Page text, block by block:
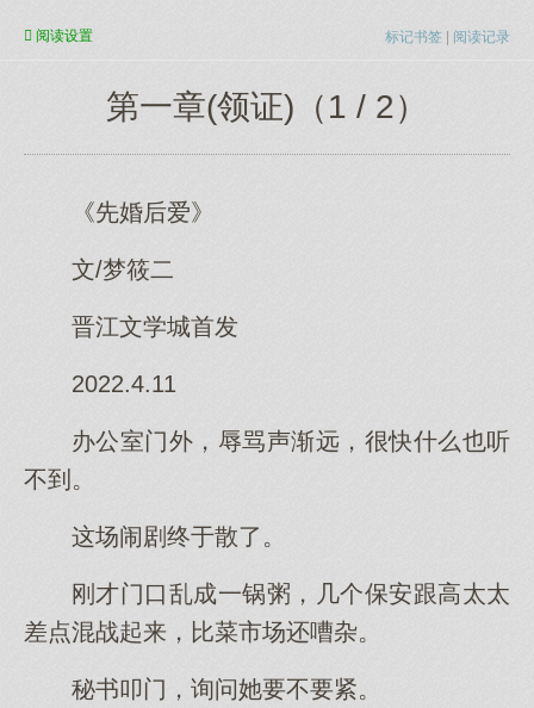
标记书签 | 阅读记录
阅读设置
第一章(领证)（1 / 2）
《先婚后爱》
文/梦筱二
晋江文学城首发
2022.4.11
办公室门外，辱骂声渐远，很快什么也听
不到。
这场闹剧终于散了。
刚才门口乱成一锅粥，几个保安跟高太太
差点混战起来，比菜市场还嘈杂。
秘书叩门，询问她要不要紧。